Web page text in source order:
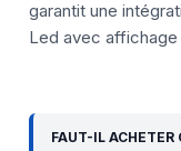
garantit une
Led avec
FAUT-IL ACHETER